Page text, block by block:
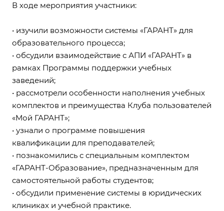
В ходе мероприятия участники:
• изучили возможности системы «ГАРАНТ» для
образовательного процесса;
• обсудили взаимодействие с АПИ «ГАРАНТ» в
рамках Программы поддержки учебных
заведений;
• рассмотрели особенности наполнения учебных
комплектов и преимущества Клуба пользователей
«Мой ГАРАНТ»;
• узнали о программе повышения
квалификации для преподавателей;
• познакомились с специальным комплектом
«ГАРАНТ-Образование», предназначенным для
самостоятельной работы студентов;
• обсудили применение системы в юридических
клиниках и учебной практике.